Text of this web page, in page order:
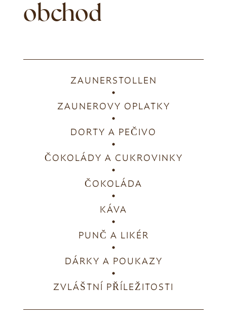
obchod
ZAUNERSTOLLEN
ZAUNEROVY OPLATKY
DORTY A PEČIVO
ČOKOLÁDY A CUKROVINKY
ČOKOLÁDA
KÁVA
PUNČ A LIKÉR
DÁRKY A POUKAZY
ZVLÁŠTNÍ PŘÍLEŽITOSTI